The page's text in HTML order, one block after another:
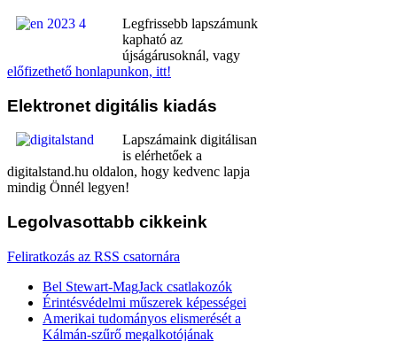
Legfrissebb lapszámunk
kapható az
újságárusoknál, vagy
előfizethető honlapunkon, itt!
Elektronet digitális kiadás
Lapszámaink digitálisan
is elérhetőek a
digitalstand.hu oldalon, hogy kedvenc lapja
mindig Önnél legyen!
Legolvasottabb cikkeink
Feliratkozás az RSS csatornára
Bel Stewart-MagJack csatlakozók
Érintésvédelmi műszerek képességei
Amerikai tudományos elismerését a
Kálmán-szűrő megalkotójának